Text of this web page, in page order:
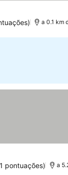
a 0.1 km
pontuações) a